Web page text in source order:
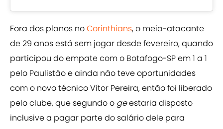
Fora dos planos noCorinthians, o meia-atacante
de 29 anos está sem jogar desde fevereiro, quando
participou do empate com o Botafogo-SP em 1 a 1
pelo Paulistão e ainda não teve oportunidades
com o novo técnico Vítor Pereira, então foi liberado
pelo clube, que segundo o geestaria disposto
inclusive a pagar parte do salário dele para